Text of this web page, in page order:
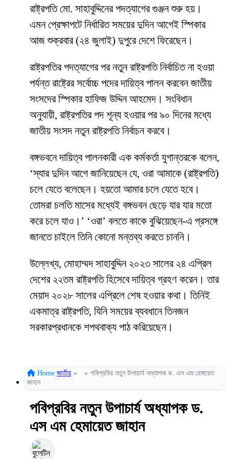
রাষ্ট্রপতি মো. সাহাবুদ্দিনের পদত্যাগের গুঞ্জন শুরু হয়।
এমন প্রেক্ষাপটে নির্ধারিত সময়ের দুদিন আগেই স্পিকার
আজ শুক্রবার (২৪ জুলাই) দুপুরে দেশে ফিরেছেন।
রাষ্ট্রপতির পদত্যাগের পর নতুন রাষ্ট্রপতি নির্বাচিত না হওয়া
পর্যন্ত রাষ্ট্রের সর্বোচ্চ পদের দায়িত্ব পালন করবেন জাতীয়
সংসদের স্পিকার হাফিজ উদ্দিন আহমেদ। সংবিধান
অনুযায়ী, রাষ্ট্রপতির পদ শূন্য হওয়ার পর ৯০ দিনের মধ্যে
জাতীয় সংসদ নতুন রাষ্ট্রপতি নির্বাচন করবে।
বঙ্গভবনে দায়িত্ব পালনকারী এক কর্মকর্তা যুগান্তরকে বলেন,
‘স্যার দুদিন আগে জানিয়েছেন যে, ওরা আমাকে (রাষ্ট্রপতি)
চলে যেতে বলেছেন। হয়তো আমার চলে যেতে হবে।
তোমরা চলতি মাসের মধ্যেই বঙ্গভবন ছেড়ে যার যার মতো
করে চলে যাও।’ ‘ওরা’ বলতে কাকে বুঝিয়েছেন-এ প্রসঙ্গে
জানতে চাইলে তিনি কোনো মন্তব্য করতে চাননি।
উল্লেখ্য, মোহাম্মদ সাহাবুদ্দিন ২০২৩ সালের ২৪ এপ্রিল
দেশের ২২তম রাষ্ট্রপতি হিসেবে দায়িত্ব গ্রহণ করেন। তার
মেয়াদ ২০২৮ সালের এপ্রিলে শেষ হওয়ার কথা। তিনিই
একমাত্র রাষ্ট্রপতি, যিনি সময়ের ব্যবধানে তিনজন
সরকারপ্রধানকে শপথবাক্য পাঠ করিয়েছেন।
Home জাতীয় » » পবিপ্রবির নতুন উপাচার্য অধ্যাপক ড. এস এম হেমায়েত
জাহান
পবিপ্রবির নতুন উপাচার্য অধ্যাপক ড.
এস এম হেমায়েত জাহান